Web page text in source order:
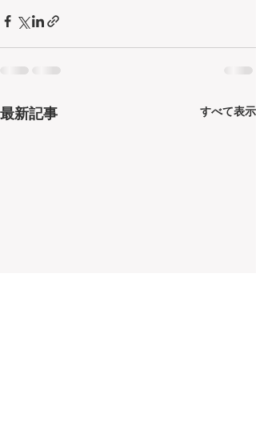
最新記事 すべて表示